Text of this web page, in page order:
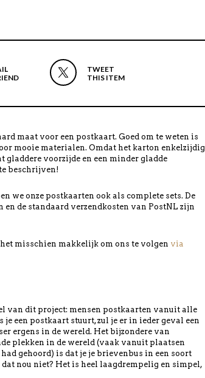
TWEET
THIS ITEM
maat voor een postkaart. Goed om te weten is
mooie materialen. Omdat het karton enkelzijdig
gladdere voorzijde en een minder gladde
beschrijven!
we onze postkaarten ook als complete sets. De
de standaard verzendkosten van PostNL zijn
misschien makkelijk om ons te volgen via
van dit project: mensen postkaarten vanuit alle
een postkaart stuurt, zul je er in ieder geval een
ergens in de wereld. Het bijzondere van
plekken in de wereld (vaak vanuit plaatsen
gehoord) is dat je je brievenbus in een soort
nou niet? Het is heel laagdrempelig en simpel,